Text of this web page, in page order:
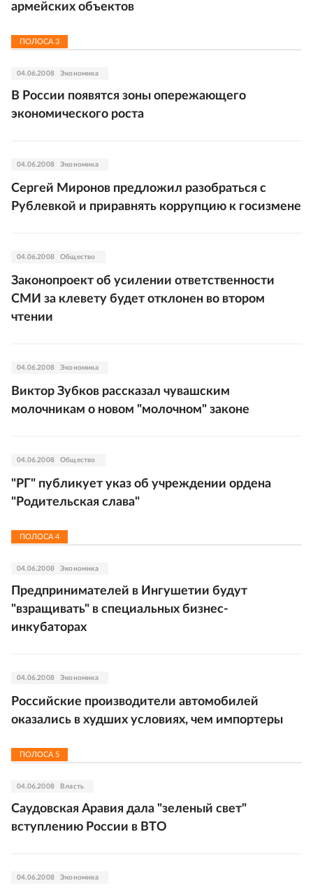
армейских объектов
ПОЛОСА 3
04.06.2008 Экономика
В России появятся зоны опережающего
экономического роста
04.06.2008 Экономика
Сергей Миронов предложил разобраться с
Рублевкой и приравнять коррупцию к госизмене
04.06.2008 Общество
Законопроект об усилении ответственности
СМИ за клевету будет отклонен во втором
чтении
04.06.2008 Экономика
Виктор Зубков рассказал чувашским
молочникам о новом "молочном" законе
04.06.2008 Общество
"РГ" публикует указ об учреждении ордена
"Родительская слава"
ПОЛОСА 4
04.06.2008 Экономика
Предпринимателей в Ингушетии будут
"взращивать" в специальных бизнес-
инкубаторах
04.06.2008 Экономика
Российские производители автомобилей
оказались в худших условиях, чем импортеры
ПОЛОСА 5
04.06.2008 Власть
Саудовская Аравия дала "зеленый свет"
вступлению России в ВТО
04.06.2008 Экономика